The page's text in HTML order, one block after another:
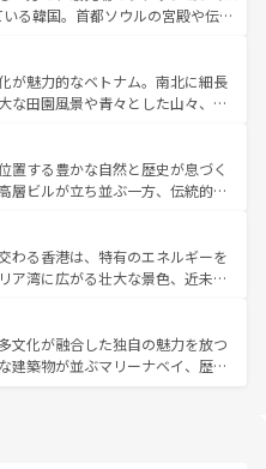
彩な魅力を存分に味わいつくそ
。また、奥深い台湾の食文化も魅
ーツなど、バラエティ豊かな料理
お、新着の台湾情報は コンテンツ一覧を参
る韓国。首都ソウルの宮殿や伝統
四季折々の自然美を楽しむことが
や焼肉、絶品のストリートフード
理が待っている。夜には、韓国な
韓国の多彩な魅力を心ゆくまで味
てみてほしい。 なお、新着の韓国情報はコンテンツ一
が魅力的なベトナム。南北に細長
な田園風景や青々とした山々、世
息づく。ハノイの古い町並みやホ
治時代の建物も、独特の雰囲気を
バラエティの豊かさとおいしさで
ー、ベトナムコーヒーなどは、ぜ
の地域を訪れてもあたたかい人々
ので、きっと忘れられない旅にな
置する豊かな自然と歴史が息づく
層ビルが立ち並ぶ一方、伝統的な
北部ではチェンマイなどの山岳地
部ではプーケットやクラビの美し
を楽しむことができる。タイ料理
暖で、どの季節にも異なる楽しみ
すいタイの人々、仏教を中心とし
光資源が、訪れる旅人を魅了し続
わる香港は、特有のエネルギーを
ア湾に広がる壮大な景色、近未来
するはず。観光スポットが密集し
ろを回れるのも魅力。息をのむよ
験まで、香港を存分に楽しみ尽く
文化が融合した独自の魅力を放つ
建築物が並ぶマリーナベイ、歴史